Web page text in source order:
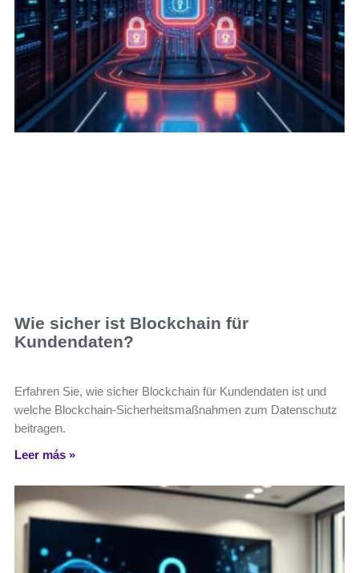
Wie sicher ist Blockchain für
Kundendaten?
Erfahren Sie, wie sicher Blockchain für Kundendaten ist und
welche Blockchain-Sicherheitsmaßnahmen zum Datenschutz
beitragen.
Leer más »